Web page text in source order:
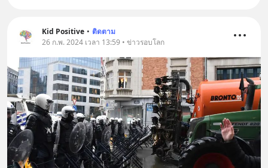
Kid Positive • ติดตาม
26 ก.พ. 2024 เวลา 13:59 • ข่าวรอบโลก